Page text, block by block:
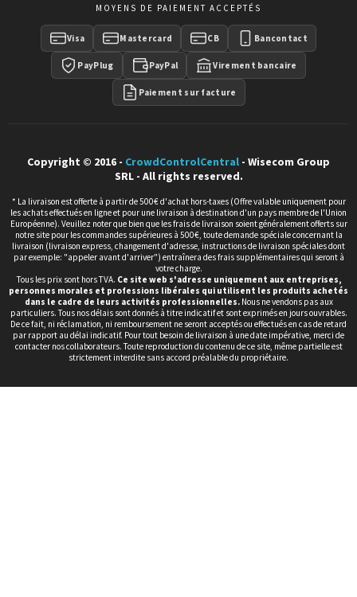
MOYENS DE PAIEMENT ACCEPTÉS
Visa Mastercard CB Bancontact
PayPlug PayPal Virement bancaire
Paiement sur facture
Copyright © 2016 - CrowdControlCentral - Wisecom Group
SRL - All rights reserved.
* La livraison est offerte à partir de 500€ d'achat hors-taxes (Offre valable uniquement pour
les achats effectués en ligne et pour une livraison à destination d'un pays membre de l'Union
Européenne). Veuillez noter que bien que les frais de livraison soient généralement offerts sur
notre site pour les commandes supérieures à 500€, toute demande spéciale concernant la
livraison (livraison express, changement d'adresse, instructions de livraison spéciales dont
par exemple: "appeler avant d'arriver") entraînera des frais supplémentaires qui seront à
votre charge.
Tous les prix sont hors TVA. Ce site web s'adresse uniquement aux entreprises,
personnes morales et professions libérales qui utilisent les produits achetés
dans le cadre de leurs activités professionnelles.Nous ne vendons pas aux
particuliers. Tous nos délais sont donnés à titre indicatif et sont exprimés en jours ouvrables.
De ce fait, ni réclamation, ni remboursement ne seront acceptés ou effectués en cas de retard
par rapport au délai indicatif. Pour tout besoin de livraison à une date impérative, merci de
contacter nos collaborateurs. Toute reproduction du contenu de ce site, même partielle est
strictement interdite sans accord préalable du propriétaire.